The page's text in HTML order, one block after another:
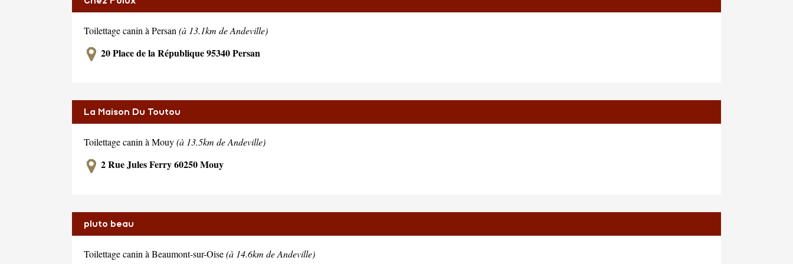
Toilettage canin à Persan (à 13.1km de Andeville)
20 Place de la République 95340 Persan
La Maison Du Toutou
Toilettage canin à Mouy(à 13.5km de Andeville)
2 Rue Jules Ferry 60250 Mouy
pluto beau
Toilettage canin à Beaumont-sur-Oise(à 14.6km de Andeville)